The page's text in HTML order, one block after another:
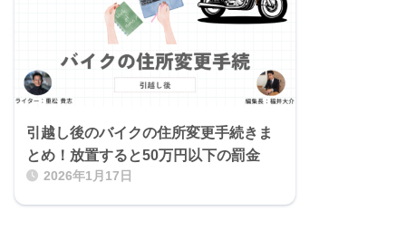
引越し後のバイクの住所変更手続きま
とめ！放置すると50万円以下の罰金
2026年1月17日